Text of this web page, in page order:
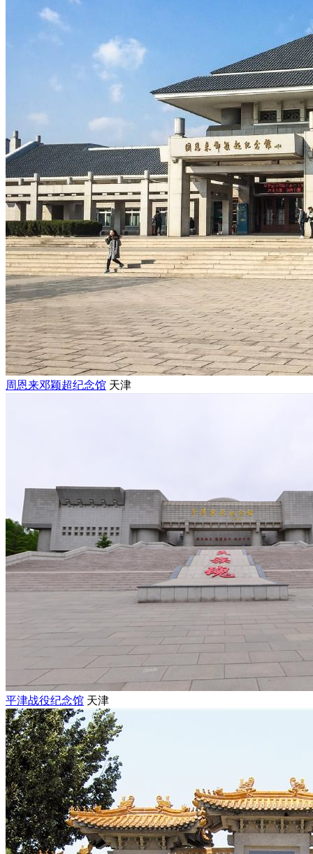
周恩来邓颖超纪念馆 天津
平津战役纪念馆 天津